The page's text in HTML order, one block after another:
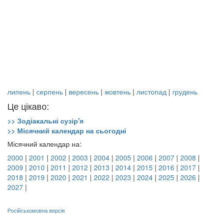
липень | серпень | вересень | жовтень | листопад | грудень
Це цікаво:
>> Зодіакальні сузір'я
>> Місячний календар на сьогодні
Місячний календар на:
2000 | 2001 | 2002 | 2003 | 2004 | 2005 | 2006 | 2007 | 2008 |
2009 | 2010 | 2011 | 2012 | 2013 | 2014 | 2015 | 2016 | 2017 |
2018 | 2019 | 2020 | 2021 | 2022 | 2023 | 2024 | 2025 | 2026 |
2027 |
Російськомовна версія